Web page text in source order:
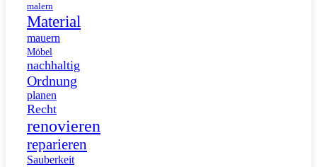
malern
Material
mauern
Möbel
nachhaltig
Ordnung
planen
Recht
renovieren
reparieren
Sauberkeit